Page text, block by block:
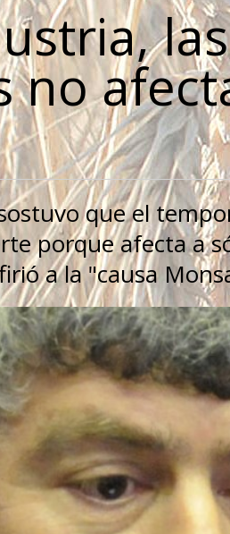
las
no
que el
porque afecta a
a la "causa